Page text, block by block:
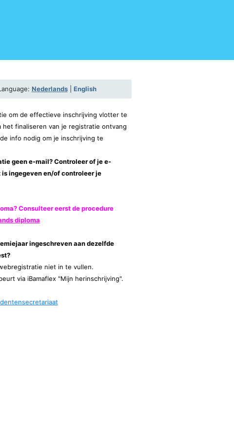
Nederlands English
om de effectieve inschrijving vlotter te
het finaliseren van je registratie ontvang
info nodig om je inschrijving te
geen e-mail? Controleer of je e-
ingegeven en/of controleer je
Consulteer eerst de procedure
diploma
ingeschreven aan dezelfde
niet in te vullen.
via iBamaflex "Mijn herinschrijving".